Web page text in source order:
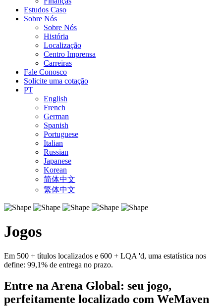
Estudos Caso
Sobre Nós
Sobre Nós
História
Localização
Centro Imprensa
Carreiras
Fale Conosco
Solicite uma cotação
PT
English
French
German
Spanish
Portuguese
Italian
Russian
Japanese
Korean
简体中文
繁体中文
Jogos
Em 500 + títulos localizados e 600 + LQA 'd, uma estatística nos
define: 99,1% de entrega no prazo.
Entre na Arena Global: seu jogo,
perfeitamente localizado com WeMaven